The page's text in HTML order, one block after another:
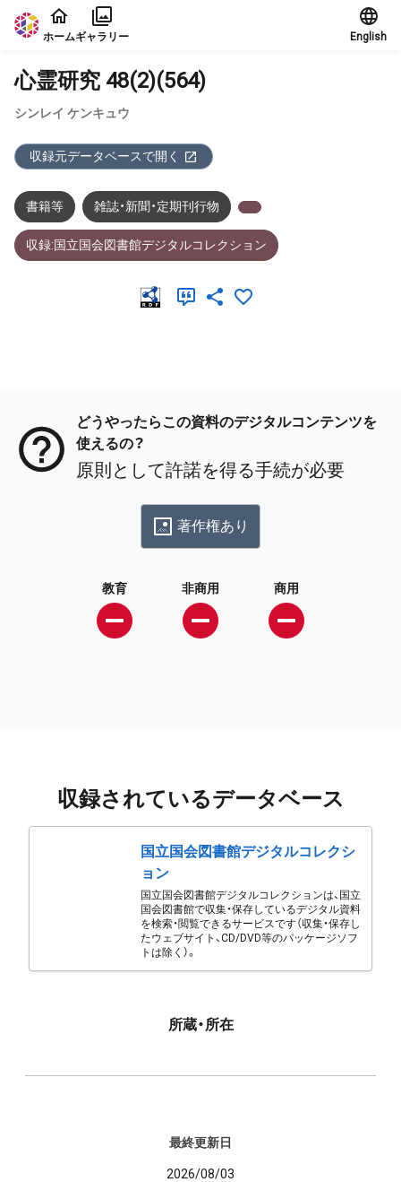
本文に飛ぶ
ホームギャラリー English
心霊研究 48(2)(564)
シンレイ ケンキュウ
収録元データベースで開く
書籍等 雑誌・新聞・定期刊行物
収録:国立国会図書館デジタルコレクション
どうやったらこの資料のデジタルコンテンツを
使えるの？
原則として許諾を得る手続が必要
著作権あり
教育 非商用 商用
収録されているデータベース
国立国会図書館デジタルコレクシ
ョン
国立国会図書館デジタルコレクションは、国立
国会図書館で収集・保存しているデジタル資料
を検索・閲覧できるサービスです（収集・保存し
たウェブサイト、CD/DVD等のパッケージソフ
トは除く）。
所蔵・所在
最終更新日
2026/08/03